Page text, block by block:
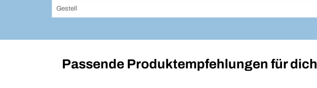
Gestell
Passende Produktempfehlungen für dich